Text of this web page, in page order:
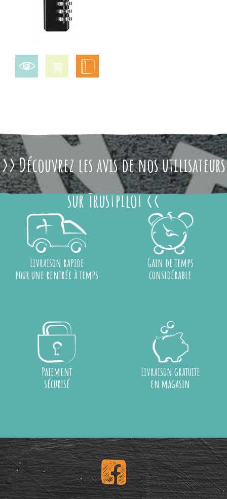
>> Découvrez les avis de nos utilisateurs
sur Trustpilot <<
Livraison rapide
pour une rentrée à temps
Gain de temps
considérable
Paiement
sécurisé
Livraison gratuite
en magasin